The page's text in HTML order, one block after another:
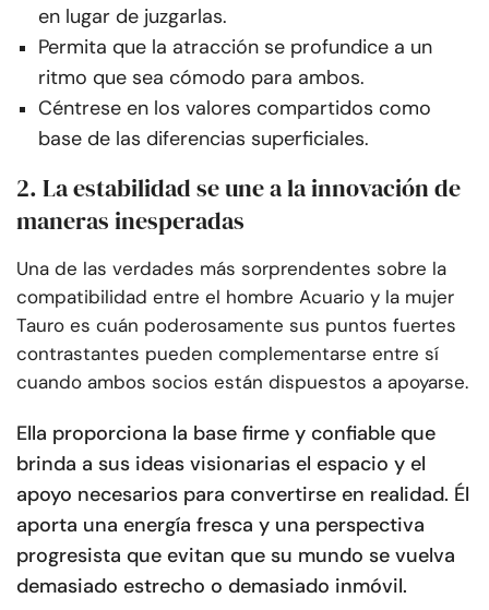
en lugar de juzgarlas.
Permita que la atracción se profundice a un
ritmo que sea cómodo para ambos.
Céntrese en los valores compartidos como
base de las diferencias superficiales.
2. La estabilidad se une a la innovación de
maneras inesperadas
Una de las verdades más sorprendentes sobre la
compatibilidad entre el hombre Acuario y la mujer
Tauro es cuán poderosamente sus puntos fuertes
contrastantes pueden complementarse entre sí
cuando ambos socios están dispuestos a apoyarse.
Ella proporciona la base firme y confiable que
brinda a sus ideas visionarias el espacio y el
apoyo necesarios para convertirse en realidad. Él
aporta una energía fresca y una perspectiva
progresista que evitan que su mundo se vuelva
demasiado estrecho o demasiado inmóvil.